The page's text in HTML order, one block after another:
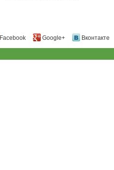
Facebook Google+ Вконтакте